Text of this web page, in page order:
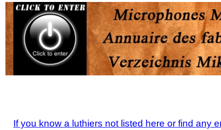
If you know a luthiers not listed here or find any